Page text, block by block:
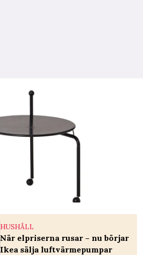
HUSHÅLL
När elpriserna rusar – nu börjar
Ikea sälja luftvärmepumpar